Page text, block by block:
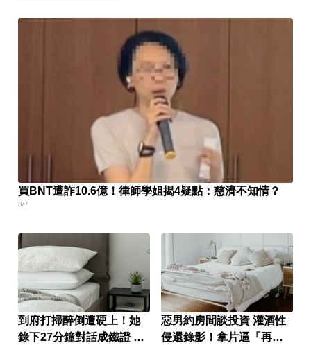
買BNT遭詐10.6億！律師學姐揭4疑點：慈濟不知情？
8/7
到府打掃醉倒遭硬上！她
錄下27分鐘對話成鐵證 屏
惡男約房間談投資 灌酒性
侵還錄影！拿片逼「再來